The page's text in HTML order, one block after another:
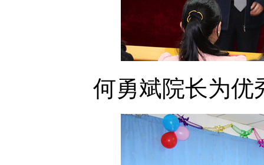
何勇斌院长为优